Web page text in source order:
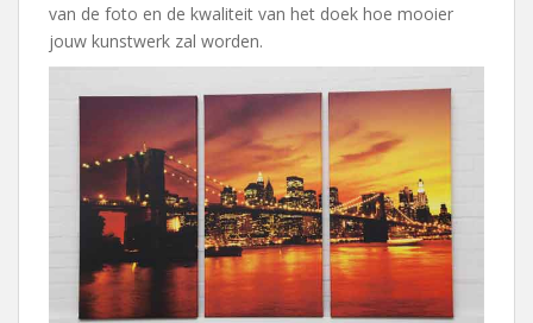
van de foto en de kwaliteit van het doek hoe mooier
jouw kunstwerk zal worden.